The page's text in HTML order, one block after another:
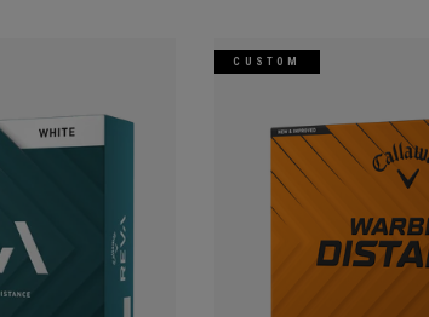
CUSTOM